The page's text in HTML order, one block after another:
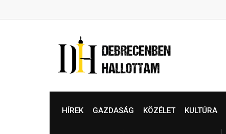
to
HÍREK GAZDASÁG KÖZÉLET KULTÚRA